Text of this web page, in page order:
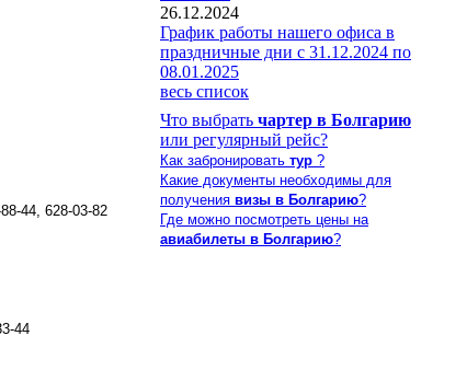
44, 628-03-82
44
26.12.2024
График работы нашего офиса в
праздничные дни с 31.12.2024 по
08.01.2025
весь список
Что выбрать чартер в Болгарию
или регулярный рейс?
Как забронировать тур ?
Какие документы необходимы для
получения визы в Болгарию?
Где можно посмотреть цены на
авиабилеты в Болгарию?